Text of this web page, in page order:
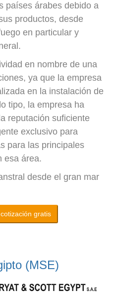
países árabes debido a
productos, desde
en particular y
en nombre de una
ya que la empresa
en la instalación de
tipo, la empresa ha
reputación suficiente
exclusivo para
para las principales
esa área.
desde el gran mar
gratis
(MSE)